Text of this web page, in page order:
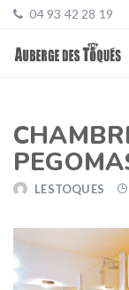
04 93 42 28 19
LESTOQUES